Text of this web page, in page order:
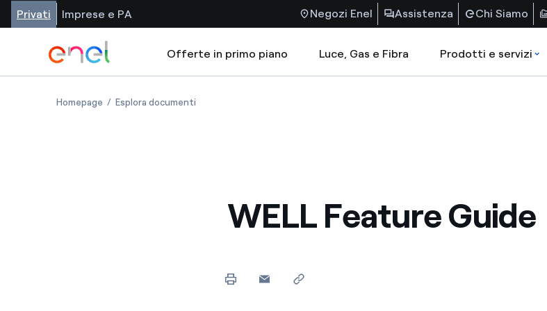
Privati Imprese e PA Negozi Enel Assistenza Chi Siamo
Offerte in primo piano Luce, Gas e Fibra Prodotti e servizi
Homepage Esplora documenti
WELL Feature Guide